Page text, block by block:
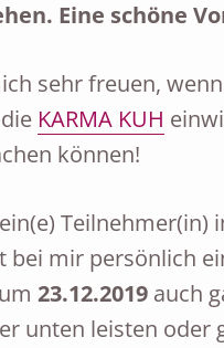
Eine schöne
sehr freuen,
KARMA KUH
können!
Teilnehmer(in)
bei mir persönlich
23.12.2019auch
unten leisten oder